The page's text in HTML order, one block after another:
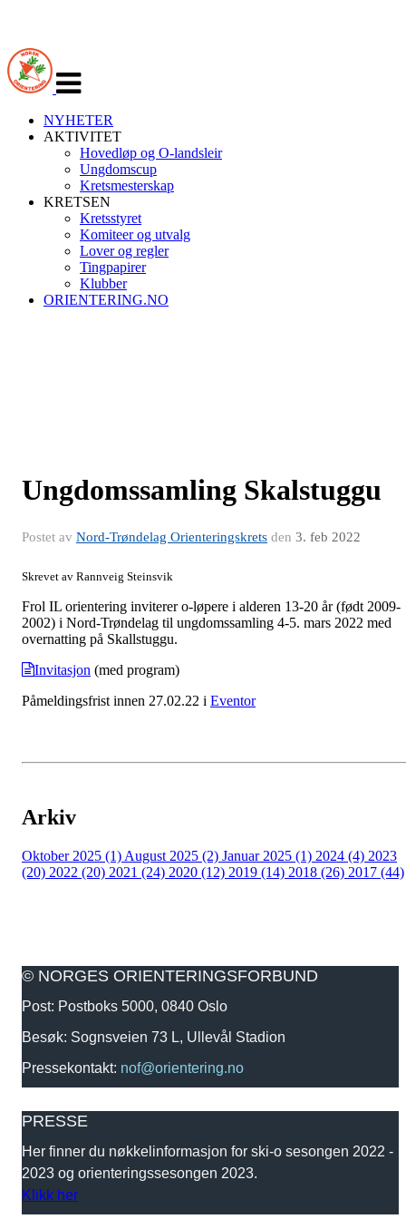
navigasjon
NYHETER
AKTIVITET
Hovedløp og O-landsleir
Ungdomscup
Kretsmesterskap
KRETSEN
Kretsstyret
Komiteer og utvalg
Lover og regler
Tingpapirer
Klubber
ORIENTERING.NO
Ungdomssamling Skalstuggu
Postet av Nord-Trøndelag Orienteringskrets den 3. feb 2022
Skrevet av Rannveig Steinsvik
Frol IL orientering inviterer o-løpere i alderen 13-20 år (født 2009-
2002) i Nord-Trøndelag til ungdomssamling 4-5. mars 2022 med
overnatting på Skallstuggu.
Invitasjon (med program)
Påmeldingsfrist innen 27.02.22 i Eventor
Arkiv
Oktober 2025 (1) August 2025 (2) Januar 2025 (1) 2024 (4) 2023
(20) 2022 (20) 2021 (24) 2020 (12) 2019 (14) 2018 (26) 2017 (44)
© NORGES ORIENTERINGSFORBUND
Post: Postboks 5000, 0840 Oslo
Besøk: Sognsveien 73 L, Ullevål Stadion
Pressekontakt: nof@orientering.no
PRESSE
Her finner du nøkkelinformasjon for ski-o sesongen 2022 -
2023 og orienteringssesongen 2023.
Klikk her